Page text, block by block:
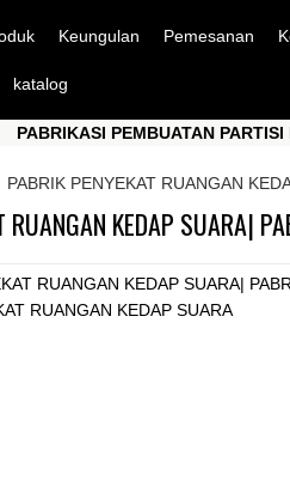
Keungulan Pemesanan
katalog
PEMBUATAN PARTISI PINTU
PABRIK PENYEKAT RUANGAN
RUANGAN KEDAP SUARA|